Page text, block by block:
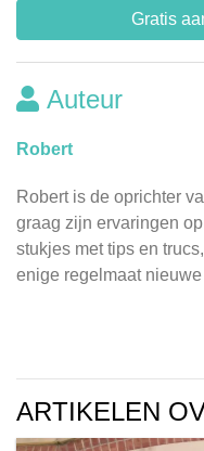
Gratis
Auteur
Robert
Robert is de oprichter
graag zijn ervaringen
stukjes met tips en
enige regelmaat
ARTIKELEN